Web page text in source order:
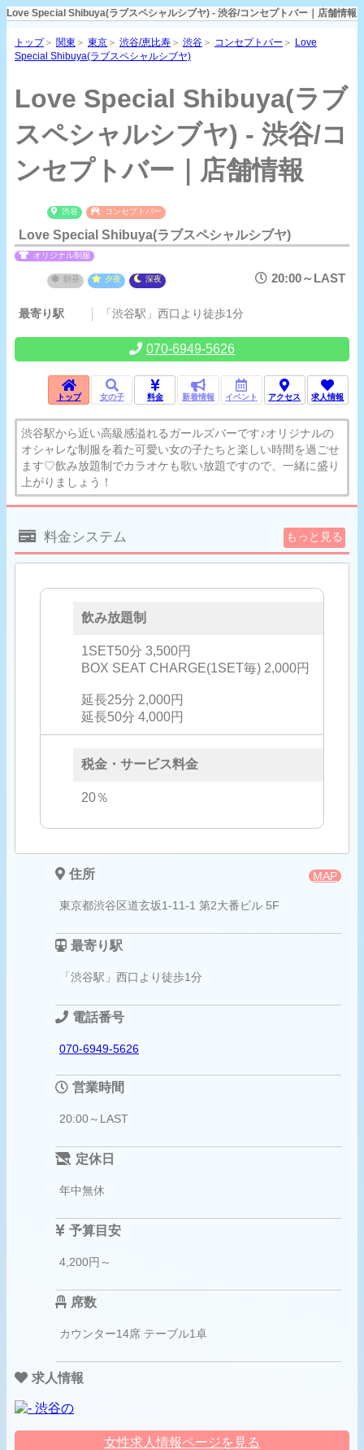
Love Special Shibuya(ラブスペシャルシブヤ) - 渋谷/コンセプトバー｜店舗情報
トップ＞ 関東 ＞ 東京 ＞ 渋谷/恵比寿 ＞ 渋谷 ＞ コンセプトバー ＞ Love
Special Shibuya(ラブスペシャルシブヤ)
Love Special Shibuya(ラブ
スペシャルシブヤ) - 渋谷/コ
ンセプトバー｜店舗情報
渋谷 コンセプトバー
Love Special Shibuya(ラブスペシャルシブヤ)
オリジナル制服
朝昼 夕夜 深夜 20:00～LAST
最寄り駅 「渋谷駅」西口より徒歩1分
070-6949-5626
トップ 女の子 料金 新着情報 イベント アクセス 求人情報
渋谷駅から近い高級感溢れるガールズバーです♪オリジナルの
オシャレな制服を着た可愛い女の子たちと楽しい時間を過ごせ
ます♡飲み放題制でカラオケも歌い放題ですので、一緒に盛り
上がりましょう！
料金システム もっと見る
飲み放題制
1SET50分 3,500円
BOX SEAT CHARGE(1SET毎) 2,000円
延長25分 2,000円
延長50分 4,000円
税金・サービス料金
20％
住所
東京都渋谷区道玄坂1-11-1 第2大番ビル 5F
MAP
最寄り駅
「渋谷駅」西口より徒歩1分
電話番号
070-6949-5626
営業時間
20:00～LAST
定休日
年中無休
予算目安
4,200円～
席数
カウンター14席 テーブル1卓
求人情報
女性求人情報ページを見る